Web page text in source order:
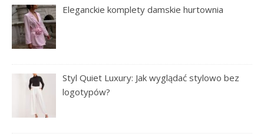
Eleganckie komplety damskie hurtownia
Styl Quiet Luxury: Jak wyglądać stylowo bez
logotypów?